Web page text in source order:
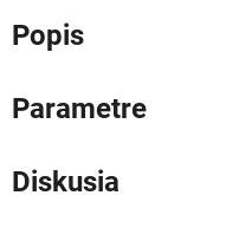
Popis
Parametre
Diskusia